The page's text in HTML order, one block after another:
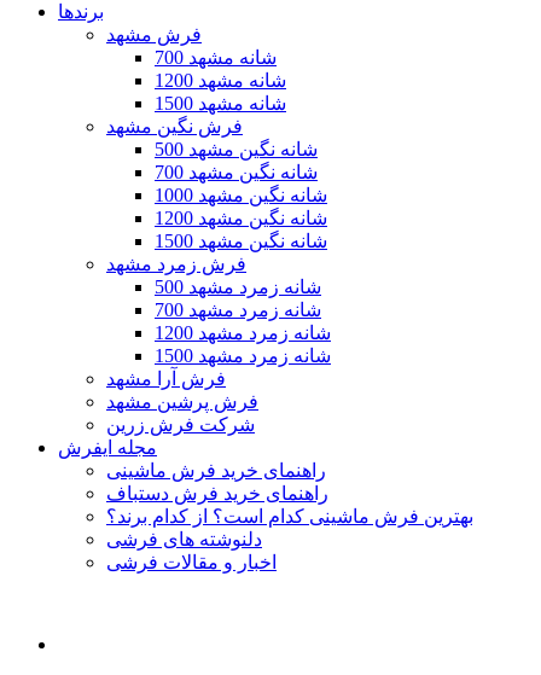
برندها
فرش مشهد
700 شانه مشهد
1200 شانه مشهد
1500 شانه مشهد
فرش نگین مشهد
500 شانه نگین مشهد
700 شانه نگین مشهد
1000 شانه نگین مشهد
1200 شانه نگین مشهد
1500 شانه نگین مشهد
فرش زمرد مشهد
500 شانه زمرد مشهد
700 شانه زمرد مشهد
1200 شانه زمرد مشهد
1500 شانه زمرد مشهد
فرش آرا مشهد
فرش پرشین مشهد
شرکت فرش زرین
مجله ایفرش
راهنمای خرید فرش ماشینی
راهنمای خرید فرش دستباف
بهترین فرش ماشینی کدام است؟ از کدام برند؟
دلنوشته های فرشی
اخبار و مقالات فرشی